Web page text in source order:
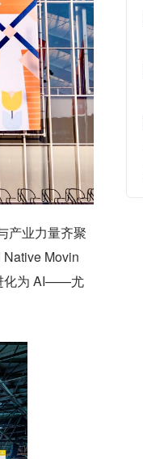
产业力量齐聚
Movin
化为 AI——尤